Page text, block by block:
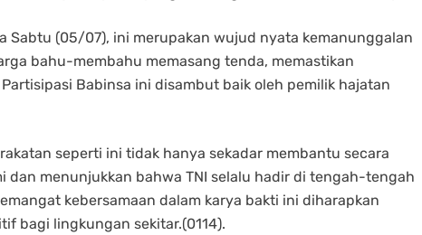
Sabtu (05/07), ini merupakan wujud nyata kemanunggalan
bahu-membahu memasang tenda, memastikan
Babinsa ini disambut baik oleh pemilik hajatan
seperti ini tidak hanya sekadar membantu secara
dan menunjukkan bahwa TNI selalu hadir di tengah-tengah
kebersamaan dalam karya bakti ini diharapkan
bagi lingkungan sekitar.(0114).